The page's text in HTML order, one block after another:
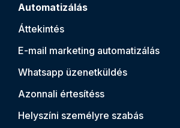
Automatizálás
Áttekintés
E-mail marketing automatizálás
Whatsapp üzenetküldés
Azonnali értesítéss
Helyszíni személyre szabás